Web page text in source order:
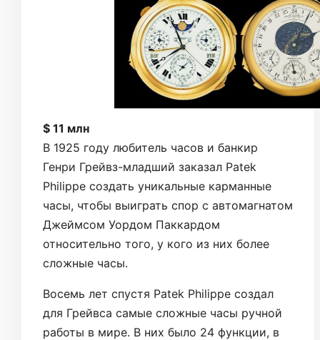
$ 11 млн
В 1925 году любитель часов и банкир
Генри Грейвз-младший заказал Patek
Philippe создать уникальные карманные
часы, чтобы выиграть спор с автомагнатом
Джеймсом Уордом Паккардом
относительно того, у кого из них более
сложные часы.
Восемь лет спустя Patek Philippe создал
для Грейвса самые сложные часы ручной
работы в мире. В них было 24 функции, в